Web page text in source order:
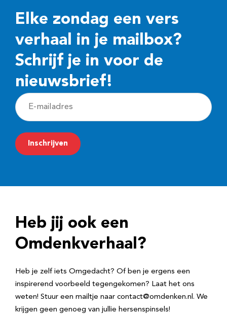
Elke zondag een vers
verhaal in je mailbox?
Schrijf je in voor de
nieuwsbrief!
E
-
m
a
r
e
Inschrijven
Heb jij ook een
Omdenkverhaal?
Heb je zelf iets Omgedacht? Of ben je ergens een
inspirerend voorbeeld tegengekomen? Laat het ons
weten! Stuur een mailtje naar contact@omdenken.nl. We
krijgen geen genoeg van jullie hersenspinsels!